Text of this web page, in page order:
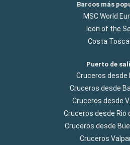
Barcos más
MSC World
Icon of the
Costa
Puerto de
Cruceros desde
Cruceros desde
Cruceros desde
Cruceros desde Rio
Cruceros desde
Cruceros